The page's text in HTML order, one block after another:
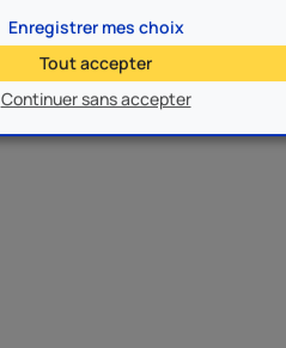
Continuer sans accepter
Enregistrer mes choix
Tout accepter